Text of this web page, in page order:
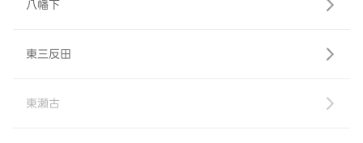
八幡下
東三反田
東瀬古